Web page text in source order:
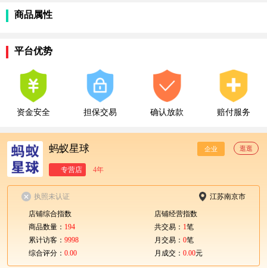
商品属性
平台优势
资金安全 担保交易 确认放款 赔付服务
蚂蚁星球 企业 逛逛
专营店 4年
执照未认证 江苏南京市
店铺综合指数
商品数量： 194
累计访客： 9998
综合评分： 0.00
店铺经营指数
共交易： 1笔
月交易： 0笔
月成交： 0.00元